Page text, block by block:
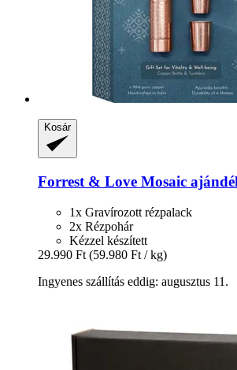
Kosár
Forrest & Love Mosaic
1x Gravírozott rézpalack
2x Rézpohár
Kézzel készített
29.990 Ft (59.980 Ft / kg)
Ingyenes szállítás eddig: augusztus 11.